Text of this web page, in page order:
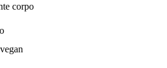
corpo